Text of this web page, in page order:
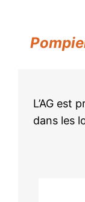
L’AG est
dans les